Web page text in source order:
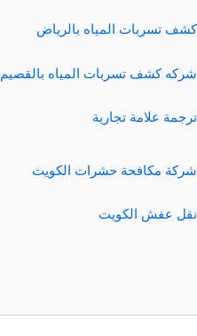
كشف تسربات المياه بالرياض
شركه كشف تسربات المياه بالقصيم
ترجمة علامة تجارية
شركة مكافحة حشرات الكويت
نقل عفش الكويت